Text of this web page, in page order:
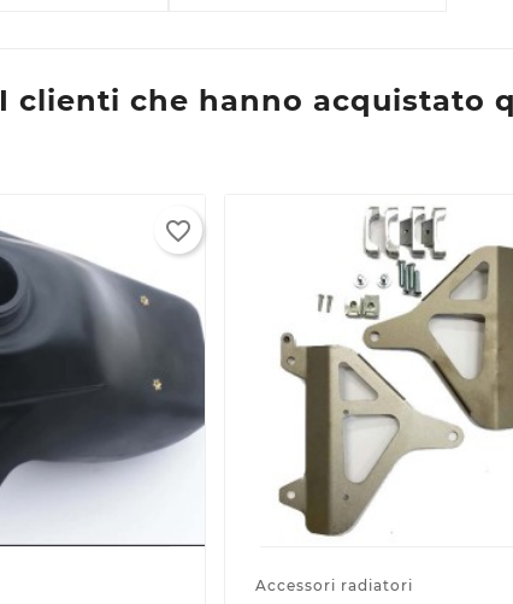
I clienti che hanno acquistato
favorite_border
Accessori radiatori